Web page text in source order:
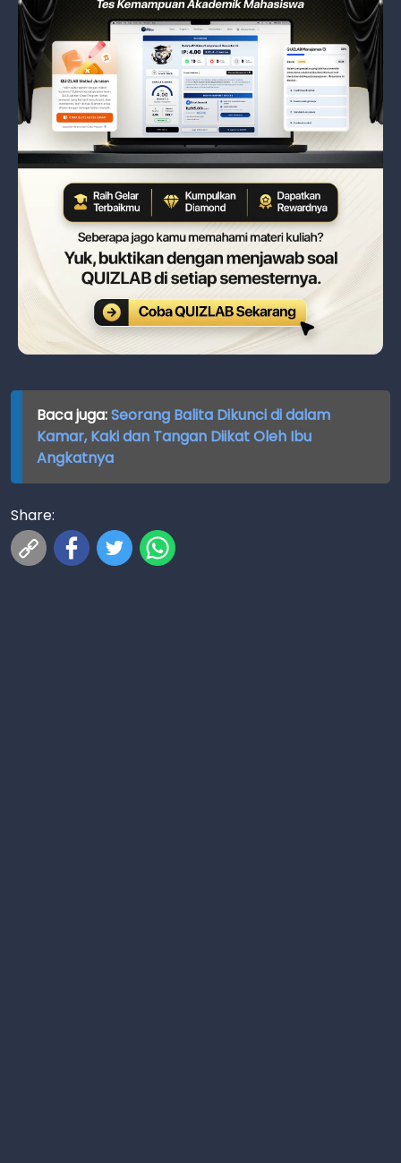
Baca juga:Seorang Balita Dikunci di dalam
Kamar, Kaki dan Tangan Diikat Oleh Ibu
Angkatnya
Share: